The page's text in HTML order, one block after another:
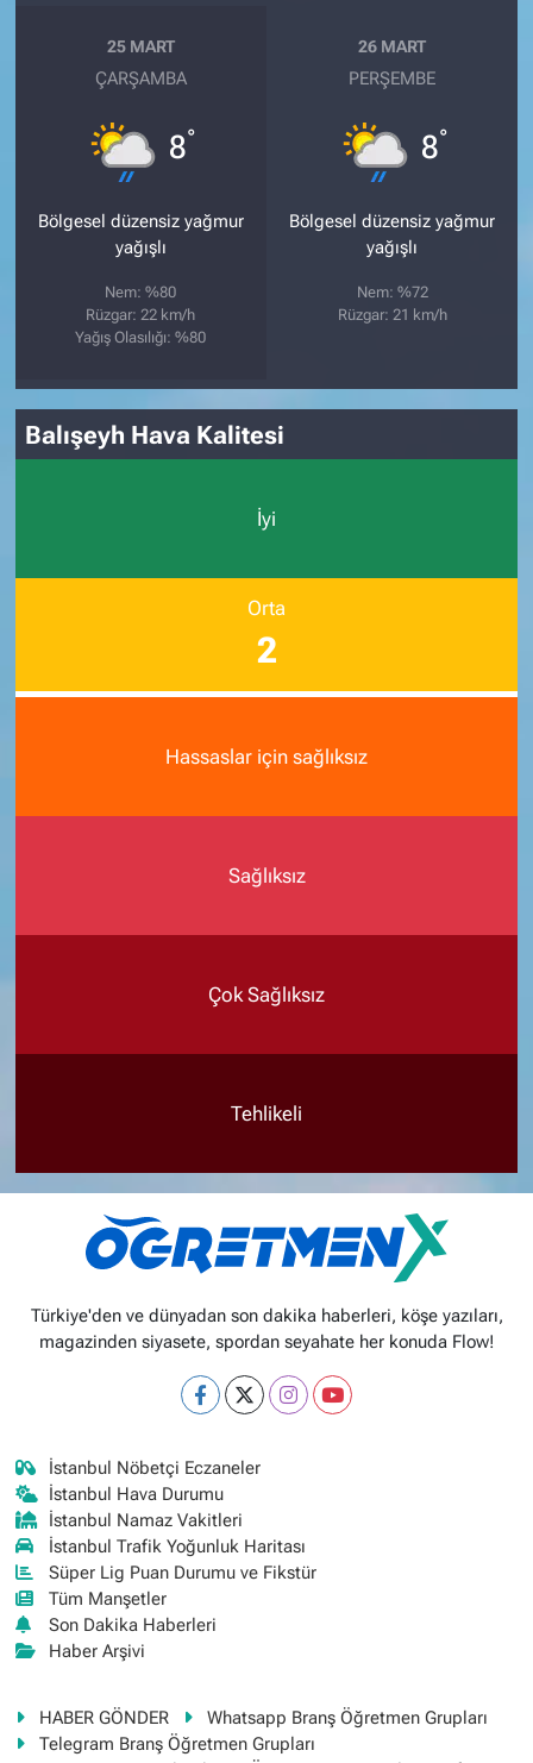
25 MART
ÇARŞAMBA
8°
Bölgesel düzensiz yağmur
yağışlı
Nem: %80
Rüzgar: 22 km/h
Yağış Olasılığı: %80
26 MART
PERŞEMBE
8°
Bölgesel düzensiz yağmur
yağışlı
Nem: %72
Rüzgar: 21 km/h
Balışeyh Hava Kalitesi
İyi
Orta
2
Hassaslar için sağlıksız
Sağlıksız
Çok Sağlıksız
Tehlikeli
Türkiye'den ve dünyadan son dakika haberleri, köşe yazıları,
magazinden siyasete, spordan seyahate her konuda Flow!
İstanbul Nöbetçi Eczaneler
İstanbul Hava Durumu
İstanbul Namaz Vakitleri
İstanbul Trafik Yoğunluk Haritası
Süper Lig Puan Durumu ve Fikstür
Tüm Manşetler
Son Dakika Haberleri
Haber Arşivi
HABER GÖNDER
Whatsapp Branş Öğretmen Grupları
Telegram Branş Öğretmen Grupları